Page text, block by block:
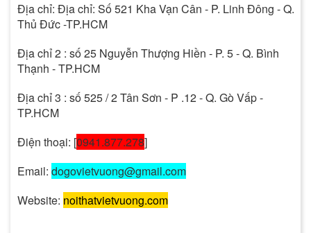
Địa chỉ: Địa chỉ: Số 521 Kha Vạn Cân - P. Linh Đông - Q.
Thủ Đức -TP.HCM
Địa chỉ 2 : số 25 Nguyễn Thượng Hiền - P. 5 - Q. Bình
Thạnh - TP.HCM
Địa chỉ 3 : số 525 / 2 Tân Sơn - P .12 - Q. Gò Vấp -
TP.HCM
Điện thoại: [0941.877.278]
Email: dogovietvuong@gmail.com
Website: noithatvietvuong.com